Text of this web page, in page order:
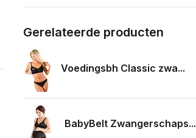
Gerelateerde producten
Voedingsbh Classic zwa...
BabyBelt Zwangerschaps...